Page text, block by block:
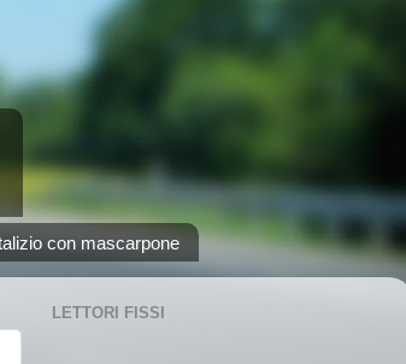
con mascarpone
LETTORI FISSI